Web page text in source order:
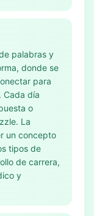
palabras y
donde se
para
Cada día
o
La
un concepto
tipos de
de carrera,
y